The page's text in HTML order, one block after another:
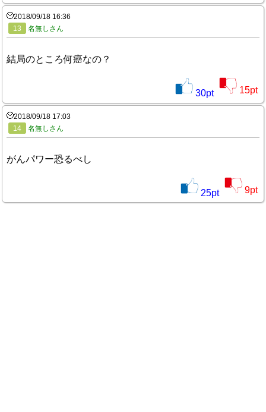
2018/09/18 16:36
13
名無しさん
結局のところ何癌なの？
30pt 15pt
2018/09/18 17:03
14
名無しさん
がんパワー恐るべし
25pt 9pt